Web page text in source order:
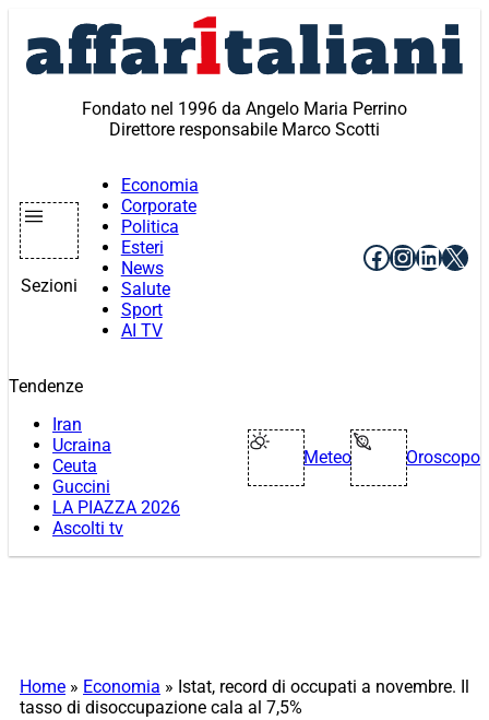
contenuto
Fondato nel 1996 da Angelo Maria Perrino
Direttore responsabile Marco Scotti
Sezioni
Economia
Corporate
Politica
Esteri
News
Salute
Sport
AI TV
Facebook
X
Tendenze
Iran
Ucraina
Ceuta
Guccini
LA PIAZZA 2026
Ascolti tv
Meteo Oroscopo
Home » Economia » Istat, record di occupati a novembre. Il
tasso di disoccupazione cala al 7,5%